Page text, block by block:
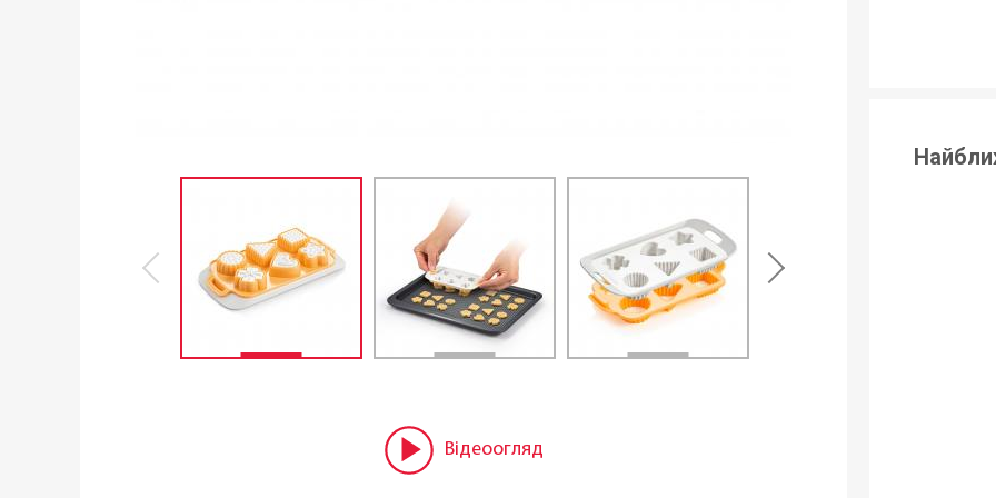
Відеоогляд